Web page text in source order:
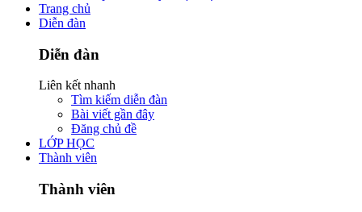
Trang chủ
Diễn đàn
Diễn đàn
Liên kết nhanh
Tìm kiếm diễn đàn
Bài viết gần đây
Đăng chủ đề
LỚP HỌC
Thành viên
Thành viên